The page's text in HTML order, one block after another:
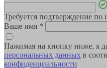
Требуется подтверждение по
Ваше имя *
Нажимая на кнопку ниже, я
персональных данных в
конфиденциальности